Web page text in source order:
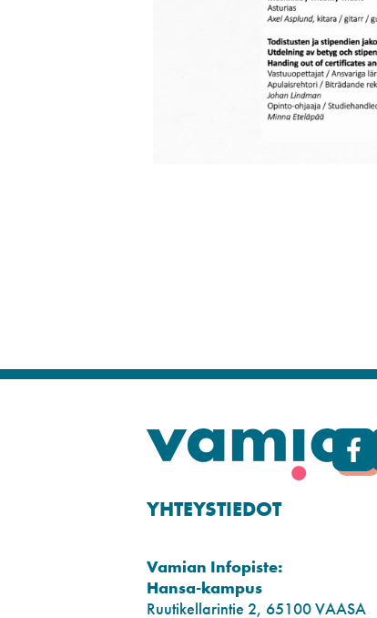
YHTEYSTIEDOT
Vamian Infopiste:
Hansa-kampus
Ruutikellarintie 2, 65100 VAASA